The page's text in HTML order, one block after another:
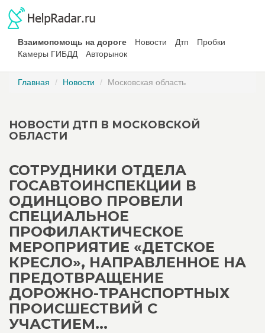
Взаимопомощь на дороге Новости Дтп
Пробки
Камеры ГИБДД
Авторынок
Главная Новости Московская область
НОВОСТИ ДТП В МОСКОВСКОЙ
ОБЛАСТИ
СОТРУДНИКИ ОТДЕЛА
ГОСАВТОИНСПЕКЦИИ В
ОДИНЦОВО ПРОВЕЛИ
СПЕЦИАЛЬНОЕ
ПРОФИЛАКТИЧЕСКОЕ
МЕРОПРИЯТИЕ «ДЕТСКОЕ
КРЕСЛО», НАПРАВЛЕННОЕ НА
ПРЕДОТВРАЩЕНИЕ
ДОРОЖНО-ТРАНСПОРТНЫХ
ПРОИСШЕСТВИЙ С
УЧАСТИЕМ...